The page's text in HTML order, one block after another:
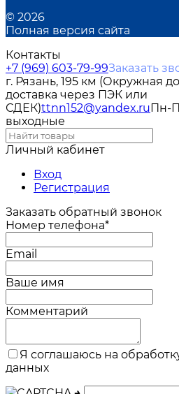
© 2026
Полная версия сайта
Контакты
+7 (969) 603-79-99Заказать
г. Рязань, 195 км (Окружная
доставка через ПЭК или
СДЕК)ttnn152@yandex.ruПн-
выходные
Личный кабинет
Вход
Регистрация
Заказать обратный звонок
Номер телефона*
Email
Ваше имя
Комментарий
Я соглашаюсь на
данных